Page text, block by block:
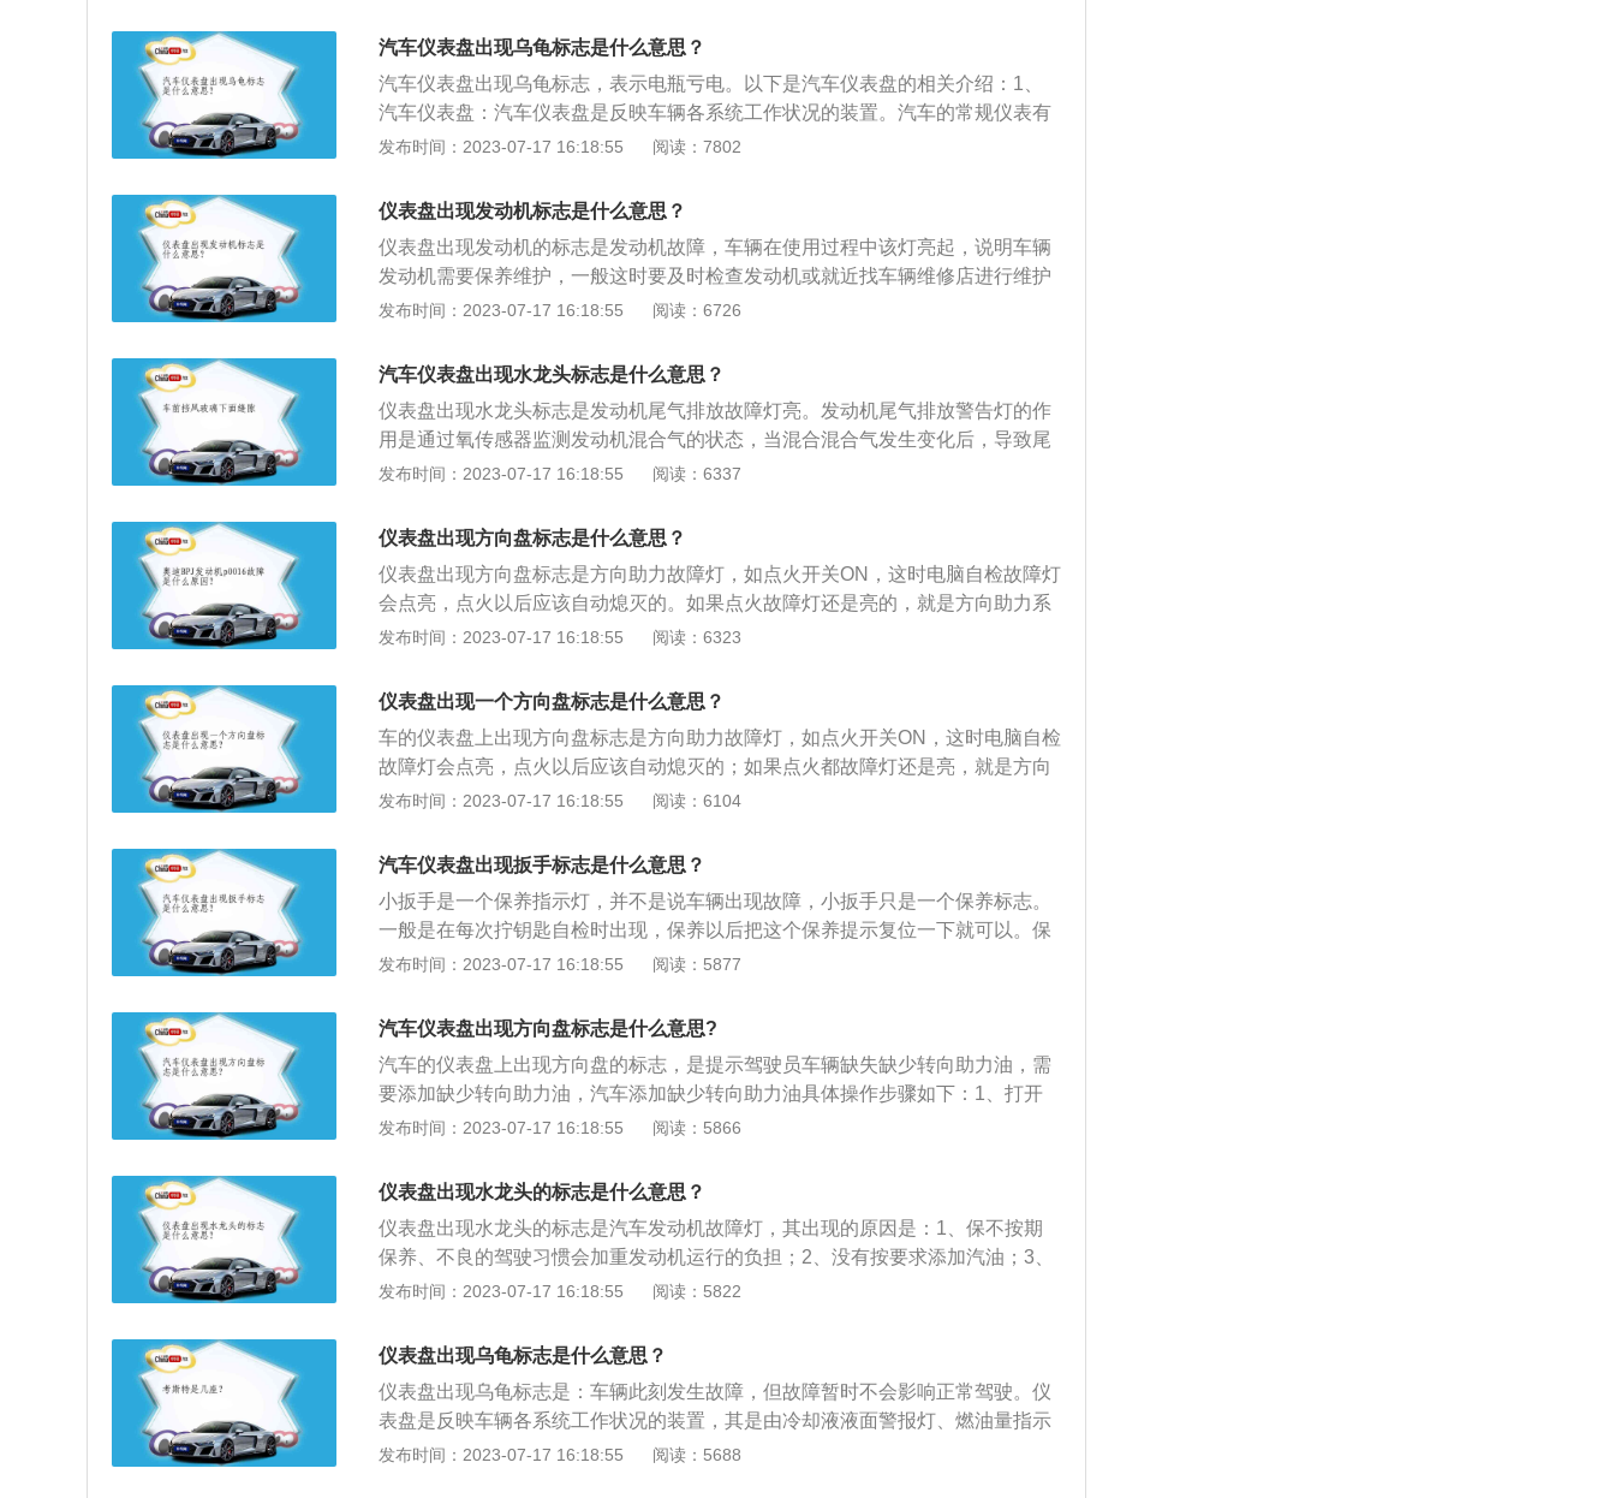
油，使用质量很差的燃油也可能会导致发动机故障灯亮起。在气缸上有爆震传感
器，检测到爆震后ecu会采取一些措施，如果车子需要加高标号汽油，但是车主
长期使用低标号汽油，那发动机故障灯就会亮起。汽车仪表盘是反映车辆各系统
工作状况的装置，常见的有燃油指示灯、清洗液指示灯、电子油门指示灯、前后
雾灯指示灯等。
汽车仪表盘出现乌龟标志是什么意思？
汽车仪表盘出现乌龟标志，表示电瓶亏电。以下是汽车仪表盘的相关介绍：1、
汽车仪表盘：汽车仪表盘是反映车辆各系统工作状况的装置。汽车的常规仪表有
车速里程表、转速表、机油压力表、燃油表、水温表、充电表等。2、指示灯：
光指示灯、变速器挡位指示灯、制动防抱死系统指示灯、驱动力控制指示灯、安
全气囊警报灯等。
发布时间：2023-07-17 16:18:55 阅读：7802
仪表盘出现发动机标志是什么意思？
仪表盘出现发动机的标志是发动机故障，车辆在使用过程中该灯亮起，说明车辆
发动机需要保养维护，一般这时要及时检查发动机或就近找车辆维修店进行维护
保养。以下为发动机的部分介绍:1.发动机是车辆的心脏，要及时定期保养，以免
烁；红灯亮、红灯闪烁。如果亮的是红灯需要马上去4S店检查、修理，故障很严
重。如果是黄灯亮，故障可能不影响行驶，但也要尽快去检查。
发布时间：2023-07-17 16:18:55 阅读：6726
汽车仪表盘出现水龙头标志是什么意思？
仪表盘出现水龙头标志是发动机尾气排放故障灯亮。发动机尾气排放警告灯的作
用是通过氧传感器监测发动机混合气的状态，当混合混合气发生变化后，导致尾
气排放超标时，控制单元就会记载故障存储，从而点亮这个故障灯用来提示驾驶
等。需要尽快到维修站进行检查维修。以下是相关资料：废气故障灯点亮的原因
是由于燃油质量不达标，发动机混合气燃烧不充分导致。如果尾气排放灯一直亮
起不灭的话，这时候就需要用到专用的检测仪器检测一下发动机内现在的故障存
储，依据故障存储的内容和发动机的氧传感器等系统的数据状态，进行进一步的
排查。
发布时间：2023-07-17 16:18:55 阅读：6337
仪表盘出现方向盘标志是什么意思？
仪表盘出现方向盘标志是方向助力故障灯，如点火开关ON，这时电脑自检故障灯
会点亮，点火以后应该自动熄灭的。如果点火故障灯还是亮的，就是方向助力系
统有故障了，如果行驶过程中发现是很危险的，有可能方向盘锁死，需要立即停
方向盘的用力强度，转向助力在汽车行驶的安全性、经济性上有很大的作用。由
于此系统出现故障时失去助力的方向盘转向阻力很大，所以车辆行驶非常不灵
活，驾驶中要格外小心，减速慢行。
发布时间：2023-07-17 16:18:55 阅读：6323
仪表盘出现一个方向盘标志是什么意思？
车的仪表盘上出现方向盘标志是方向助力故障灯，如点火开关ON，这时电脑自检
故障灯会点亮，点火以后应该自动熄灭的；如果点火都故障灯还是亮，就是方向
助力系统有故障，如果行驶过程中发现的话是很危险，有可能方向盘锁死，需要
方向调整，为驾驶员减轻打方向盘的用力强度，当然，转向助力在汽车行驶的安
全性、经济性上也一定的作用。2.车辆行驶时转向助力系统故障灯亮起，表明转
向助力系统故障，此时的转向助力可能被削弱或彻底失效，转动方向盘的阻力会
比平时大好几倍，而此故障也无法自行检查或维修，所以最好的办法就是行驶到
最近的维修服务站进行维修。由于此系统出现故障时失去助力的方向盘转向阻力
发布时间：2023-07-17 16:18:55 阅读：6104
汽车仪表盘出现扳手标志是什么意思？
小扳手是一个保养指示灯，并不是说车辆出现故障，小扳手只是一个保养标志。
一般是在每次拧钥匙自检时出现，保养以后把这个保养提示复位一下就可以。保
养指示灯的作用是在车辆行驶一定里程后，提醒司机对车辆进行保养。关于车辆
给、润滑、调整或更换某些零件的预防性工作。2、通常车辆的保养周期里程数
设定值在5000公里至8000公里之间。3、周期性的保养车辆可以使其保持良好的
工作状态，反之则会给车辆造成无谓的损伤而且危及行车安全。
发布时间：2023-07-17 16:18:55 阅读：5877
汽车仪表盘出现方向盘标志是什么意思?
汽车的仪表盘上出现方向盘的标志，是提示驾驶员车辆缺失缺少转向助力油，需
要添加缺少转向助力油，汽车添加缺少转向助力油具体操作步骤如下：1、打开
汽车的驾驶员车门；2、拉动汽车的引擎盖开关；3、掀起汽车的发动机引擎盖；
险；5、在汽车的小壶里补充转向助力油至MAX位即可。
发布时间：2023-07-17 16:18:55 阅读：5866
仪表盘出现水龙头的标志是什么意思？
仪表盘出现水龙头的标志是汽车发动机故障灯，其出现的原因是：1、保不按期
保养、不良的驾驶习惯会加重发动机运行的负担；2、没有按要求添加汽油；3、
混合气燃烧不良；4、在驾驶发生磕碰、对发动机上某个插头动过手脚；5、曲轴
的方法是：1、定期更换机油和机油滤芯；2、定期清洗燃油系统、汽车水箱、曲
轴箱。
发布时间：2023-07-17 16:18:55 阅读：5822
仪表盘出现乌龟标志是什么意思？
仪表盘出现乌龟标志是：车辆此刻发生故障，但故障暂时不会影响正常驾驶。仪
表盘是反映车辆各系统工作状况的装置，其是由冷却液液面警报灯、燃油量指示
灯、清洗器液面指示灯、充电指示灯、远近光变光指示灯、变速器挡位指示灯、
发布时间：2023-07-17 16:18:55 阅读：5688